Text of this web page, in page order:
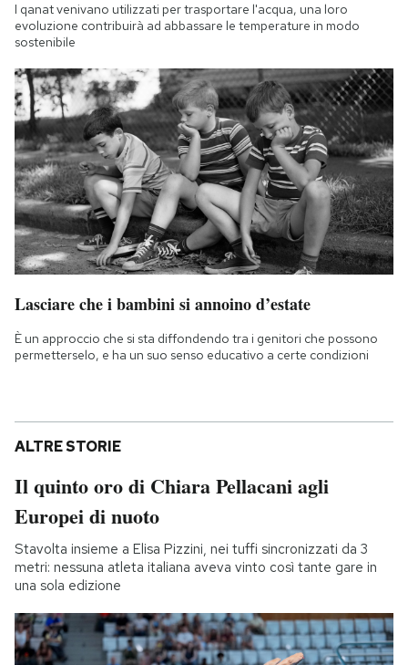
I qanat venivano utilizzati per trasportare l'acqua, una loro
evoluzione contribuirà ad abbassare le temperature in modo
sostenibile
Lasciare che i bambini si annoino d’estate
È un approccio che si sta diffondendo tra i genitori che possono
permetterselo, e ha un suo senso educativo a certe condizioni
ALTRE STORIE
Il quinto oro di Chiara Pellacani agli
Europei di nuoto
Stavolta insieme a Elisa Pizzini, nei tuffi sincronizzati da 3
metri: nessuna atleta italiana aveva vinto così tante gare in
una sola edizione